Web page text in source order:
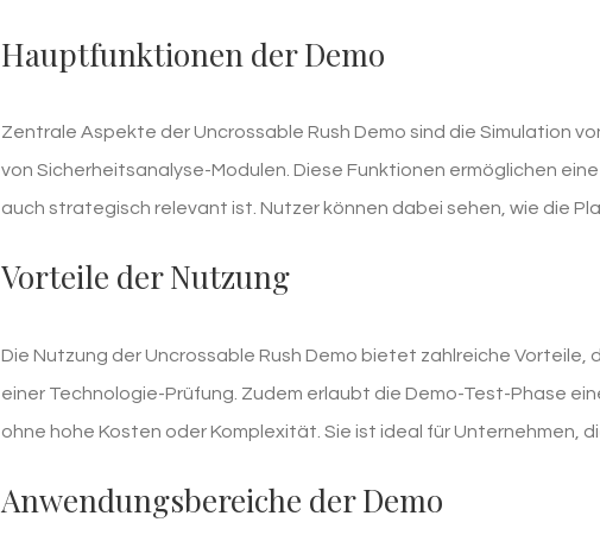
Hauptfunktionen der Demo
Zentrale Aspekte der Uncrossable Rush Demo sind die Simulation
von Sicherheitsanalyse-Modulen. Diese Funktionen ermöglichen
auch strategisch relevant ist. Nutzer können dabei sehen, wie die
Vorteile der Nutzung
Die Nutzung der Uncrossable Rush Demo bietet zahlreiche Vorteile,
einer Technologie-Prüfung. Zudem erlaubt die Demo-Test-Phase
ohne hohe Kosten oder Komplexität. Sie ist ideal für Unternehmen,
Anwendungsbereiche der Demo